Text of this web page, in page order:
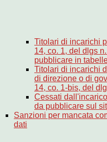
Titolari di incarichi
14, co. 1, del dlgs
pubblicare in
Titolari di incarichi
di direzione o di
14, co. 1-bis, del
Cessati
da pubblicare sul
Sanzioni per mancata
dati